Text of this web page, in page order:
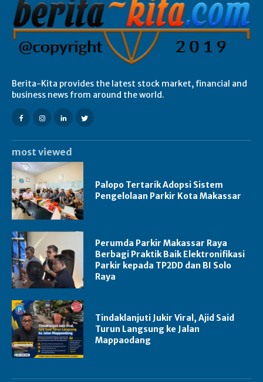
Berita-Kita provides the latest stock market, financial and
business news from around the world.
most viewed
Palopo Tertarik Adopsi Sistem
Pengelolaan Parkir Kota Makassar
Perumda Parkir Makassar Raya
Berbagi Praktik Baik Elektronifikasi
Parkir kepada TP2DD dan BI Solo
Raya
Tindaklanjuti Jukir Viral, Ajid Said
Turun Langsung ke Jalan
Mappaodang